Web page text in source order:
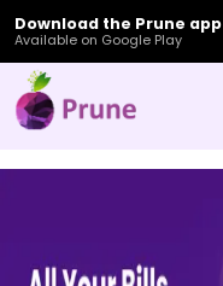
Download the Prune app
Available on Google Play